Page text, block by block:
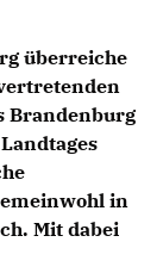
überreiche
Brandenburg
in
Mit dabei